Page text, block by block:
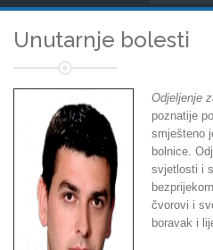
Unutarnje bolesti
Odjeljenje
poznatije
smješteno
bolnice.
svjetlosti i
čvorovi i
boravak i